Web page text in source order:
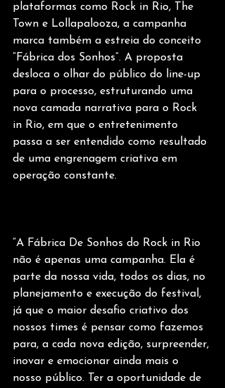
plataformas como Rock in Rio, The
Town e Lollapalooza, a campanha
marca também a estreia do conceito
“Fábrica dos Sonhos”. A proposta
desloca o olhar do público do line-up
para o processo, estruturando uma
nova camada narrativa para o Rock
in Rio, em que o entretenimento
passa a ser entendido como resultado
de uma engrenagem criativa em
operação constante.
“A Fábrica De Sonhos do Rock in Rio
não é apenas uma campanha. Ela é
parte da nossa vida, todos os dias, no
planejamento e execução do festival,
já que o maior desafio criativo dos
nossos times é pensar como fazemos
para, a cada nova edição, surpreender,
inovar e emocionar ainda mais o
nosso público. Ter a oportunidade de